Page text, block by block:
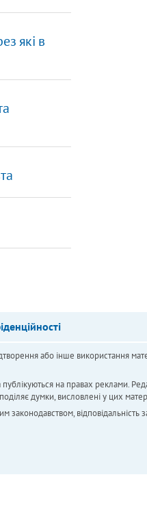
які в
або інше використання
на правах реклами.
думки, висловлені у цих
законодавством,